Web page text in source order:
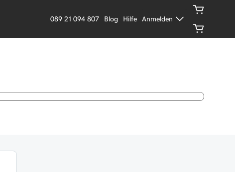
089 21 094 807 Blog Hilfe Anmelden